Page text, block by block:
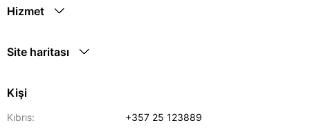
Hizmet
Site haritası
Kişi
Kıbrıs:
+357 25 123889